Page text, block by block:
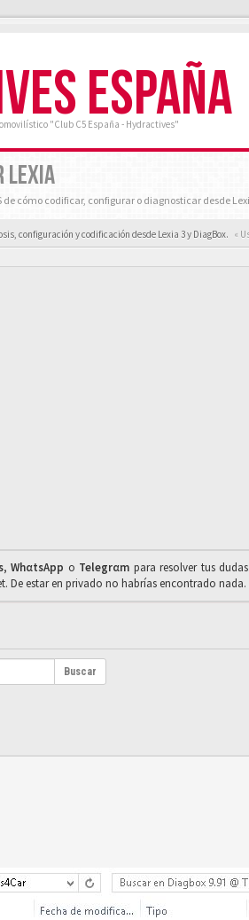
ESPAÑA
"Club C5 España - Hydractives"
LEXIA
de cómo codificar, configurar o diagnosticar desde
configuración y codificación desde Lexia 3 y DiagBox. «
,WhαtsApp o Telegrαm para resolver tus
De estar en privado no habrías encontrado nada.
Buscar